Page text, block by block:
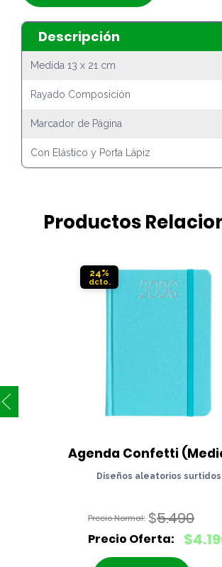
Descripción
Medida 13 x 21 cm
Rayado Composición
Marcador de Página
Con Elástico y Porta Lápiz
Productos
24%
Agenda Confetti
Diseños aleatorios surtidos
$5.490
El
precio
$
El